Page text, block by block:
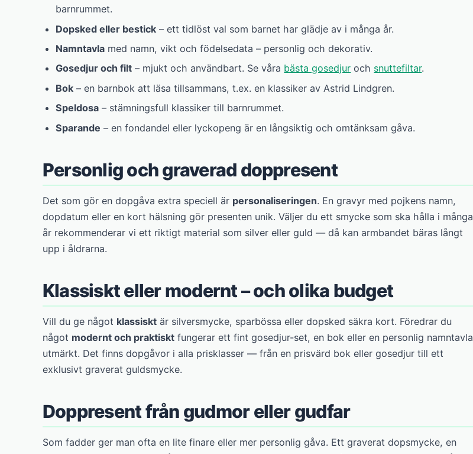
barnrummet.
Dopsked eller bestick – ett tidlöst val som barnet har glädje av i många år.
Namntavla med namn, vikt och födelsedata – personlig och dekorativ.
Gosedjur och filt – mjukt och användbart. Se våra bästa gosedjur och snuttefiltar.
Bok – en barnbok att läsa tillsammans, t.ex. en klassiker av Astrid Lindgren.
Speldosa – stämningsfull klassiker till barnrummet.
Sparande – en fondandel eller lyckopeng är en långsiktig och omtänksam gåva.
Personlig och graverad doppresent
Det som gör en dopgåva extra speciell är personaliseringen. En gravyr med pojkens namn,
dopdatum eller en kort hälsning gör presenten unik. Väljer du ett smycke som ska hålla i många
år rekommenderar vi ett riktigt material som silver eller guld — då kan armbandet bäras långt
upp i åldrarna.
Klassiskt eller modernt – och olika budget
Vill du ge något klassiskt är silversmycke, sparbössa eller dopsked säkra kort. Föredrar du
något modernt och praktiskt fungerar ett fint gosedjur-set, en bok eller en personlig namntavla
utmärkt. Det finns dopgåvor i alla prisklasser — från en prisvärd bok eller gosedjur till ett
exklusivt graverat guldsmycke.
Doppresent från gudmor eller gudfar
Som fadder ger man ofta en lite finare eller mer personlig gåva. Ett graverat dopsmycke, en